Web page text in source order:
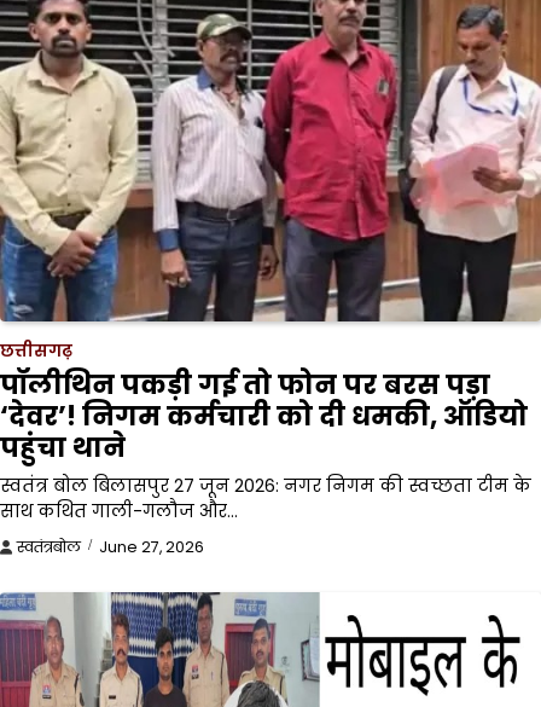
छत्तीसगढ़
पॉलीथिन पकड़ी गई तो फोन पर बरस पड़ा
‘देवर’! निगम कर्मचारी को दी धमकी, ऑडियो
पहुंचा थाने
स्वतंत्र बोल बिलासपुर 27 जून 2026: नगर निगम की स्वच्छता टीम के
साथ कथित गाली-गलौज और…
स्वतंत्रबोल June 27, 2026